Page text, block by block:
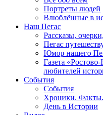
Портреты людей
Влюблённые в
Наш Пегас
Рассказы,
Пегас
Юмор нашего
Газета
любителей
События
События
Хроники.
День в Истории